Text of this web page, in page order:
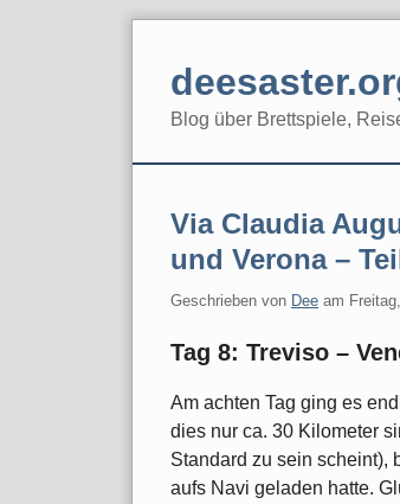
Blog über Brettspiele,
Via Claudia
und Verona –
Geschrieben von Dee am
Tag 8: Treviso –
Am achten Tag ging es
dies nur ca. 30 Kilometer
Standard zu sein scheint),
aufs Navi geladen hatte.